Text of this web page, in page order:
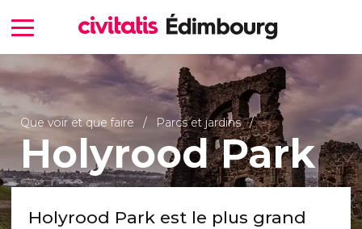
Que voir et que faire Parcs et jardins
Holyrood Park
Holyrood Park est le plus grand